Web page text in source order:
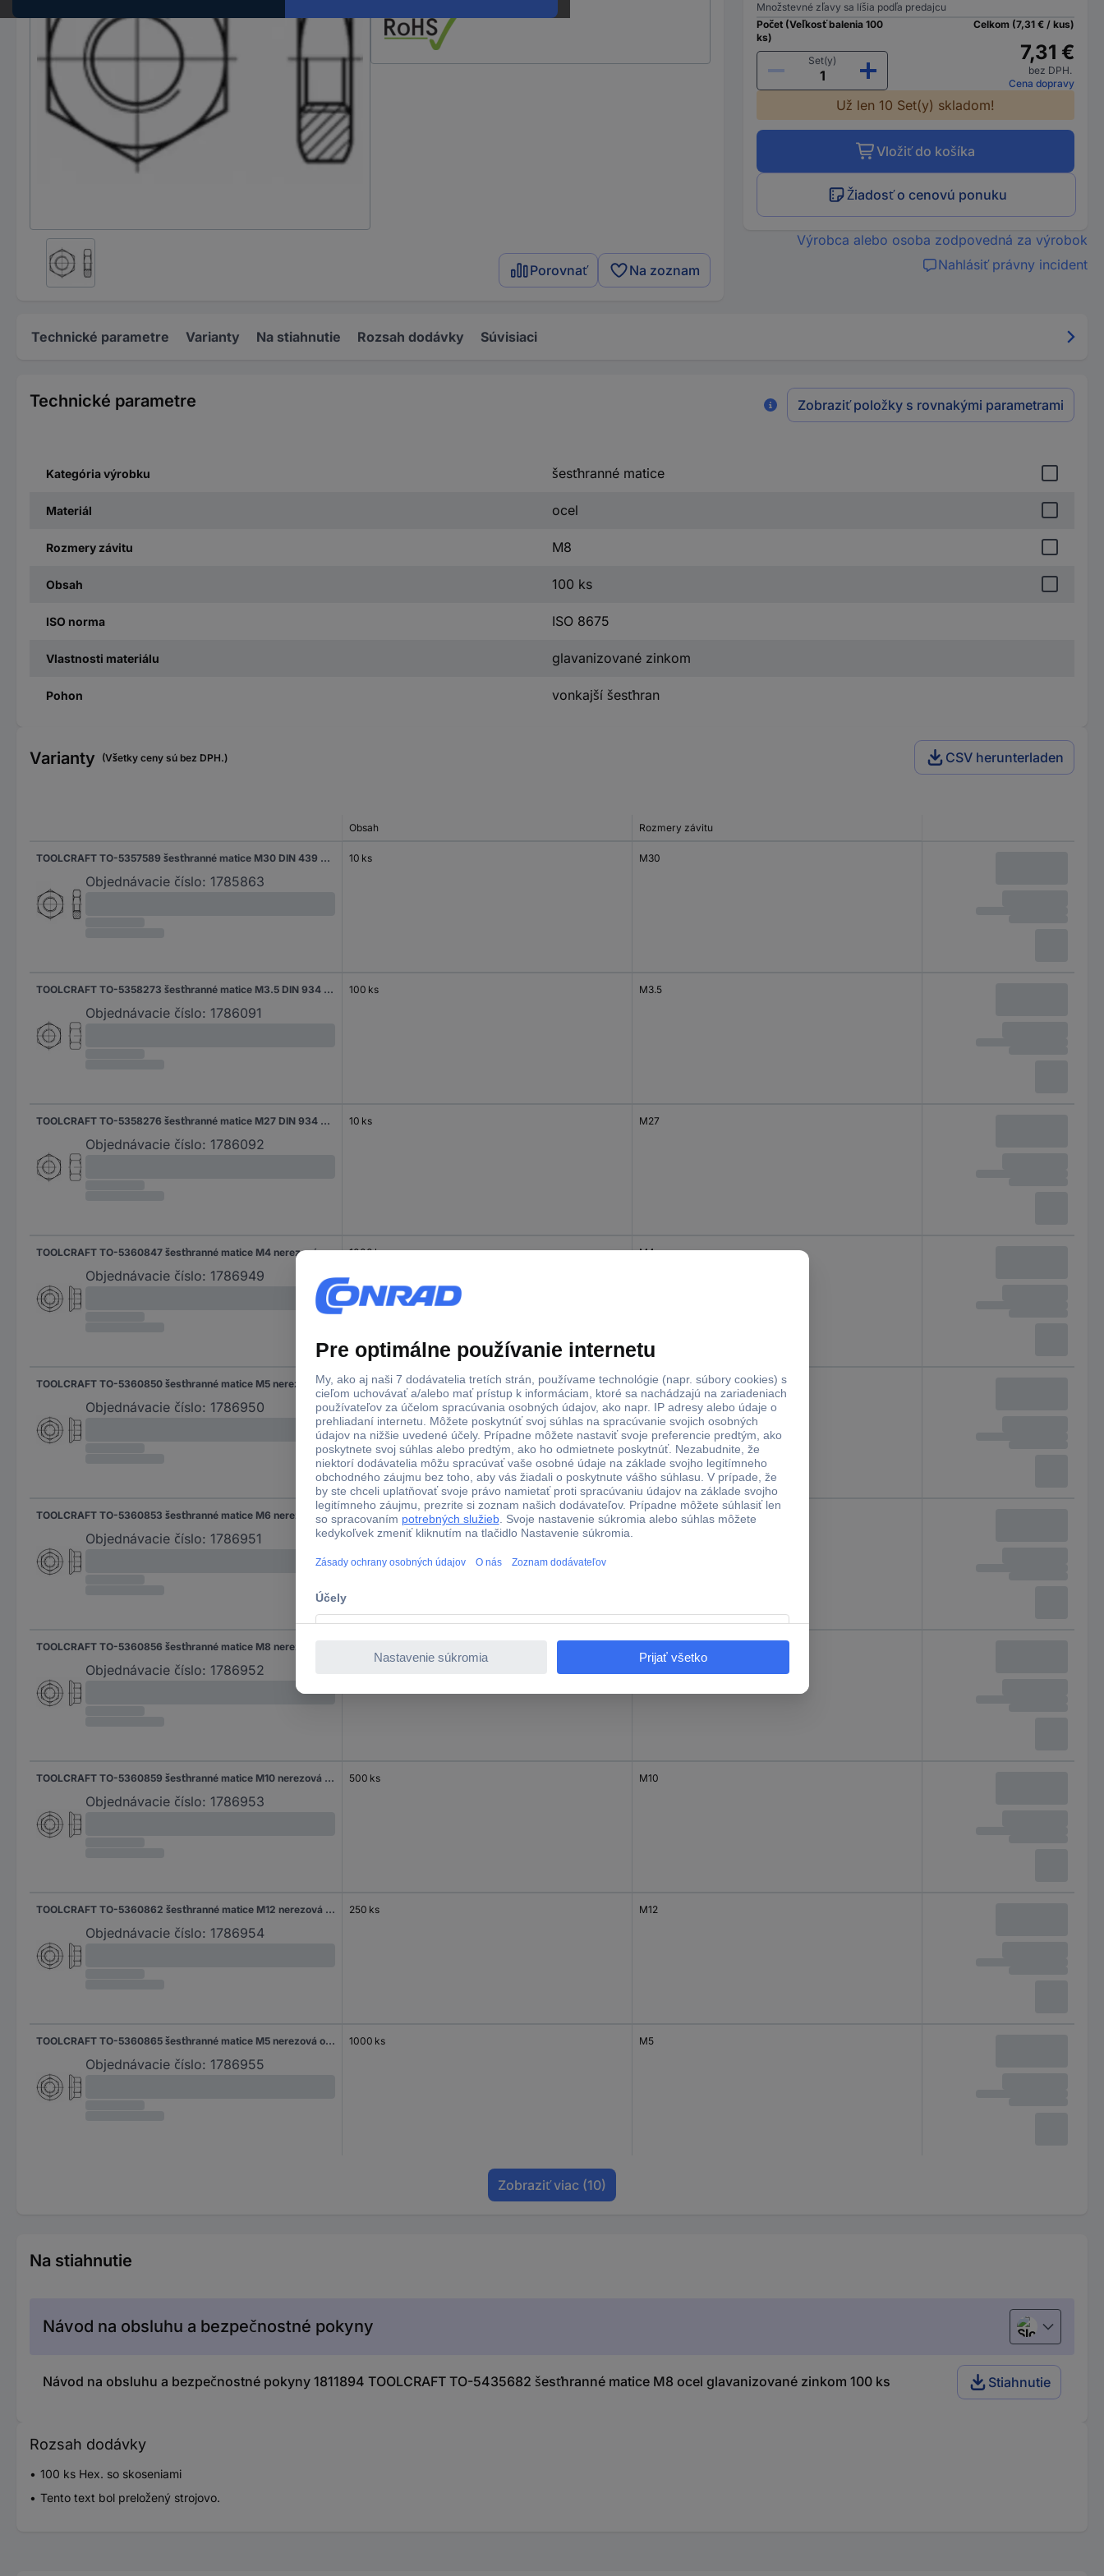
Porovnať Na zoznam
Množstevné zľavy sa líšia podľa predajcu
Počet (Veľkosť balenia 100
ks)
Set(y)
Celkom (7,31 € / kus)
7,31 €
bez DPH.
Cena dopravy
Už len 10 Set(y) skladom!
Vložiť do košíka
Žiadosť o cenovú ponuku
Výrobca alebo osoba zodpovedná za výrobok
Nahlásiť právny incident
Technické parametre Varianty Na stiahnutie Rozsah dodávky Súvisiaci
Technické parametre Zobraziť položky s rovnakými parametrami
Kategória výrobku šesťhranné matice
Materiál ocel
Rozmery závitu M8
Obsah 100 ks
ISO norma ISO 8675
Vlastnosti materiálu glavanizované zinkom
Pohon vonkajší šesťhran
Varianty (Všetky ceny sú bez DPH.) CSV herunterladen
Obsah Rozmery závitu
TOOLCRAFT TO-5357589 šesťhranné matice M30 DIN 439 nerezová ocel A2 10 ks
Objednávacie číslo: 1785863
10 ks M30
TOOLCRAFT TO-5358273 šesťhranné matice M3.5 DIN 934 nerezová ocel A2 100 ks
Objednávacie číslo: 1786091
100 ks M3.5
TOOLCRAFT TO-5358276 šesťhranné matice M27 DIN 934 nerezová ocel A5 10 ks
Objednávacie číslo: 1786092
10 ks M27
TOOLCRAFT TO-5360847 šesťhranné matice M4 nerezová ocel A2 1000 ks
Objednávacie číslo: 1786949
1000 ks M4
TOOLCRAFT TO-5360850 šesťhranné matice M5 nerezová ocel A2 1000 ks
Objednávacie číslo: 1786950
1000 ks M5
TOOLCRAFT TO-5360853 šesťhranné matice M6 nerezová ocel A2 1000 ks
Objednávacie číslo: 1786951
1000 ks M6
Objednávacie číslo: 1786952
TOOLCRAFT TO-5360859 šesťhranné matice M10 nerezová ocel A2 500 ks
Objednávacie číslo: 1786953
500 ks M10
TOOLCRAFT TO-5360862 šesťhranné matice M12 nerezová ocel A2 250 ks
Objednávacie číslo: 1786954
250 ks M12
TOOLCRAFT TO-5360865 šesťhranné matice M5 nerezová ocel A4 1000 ks
Objednávacie číslo: 1786955
1000 ks M5
Zobraziť viac (10)
Na stiahnutie
Návod na obsluhu a bezpečnostné pokyny Slovenčina
Návod na obsluhu a bezpečnostné pokyny 1811894 TOOLCRAFT TO-5435682 šesťhranné matice M8 ocel glavanizované zinkom 100 ks Stiahnutie
Rozsah dodávky
100 ks Hex. so skoseniami
Tento text bol preložený strojovo.